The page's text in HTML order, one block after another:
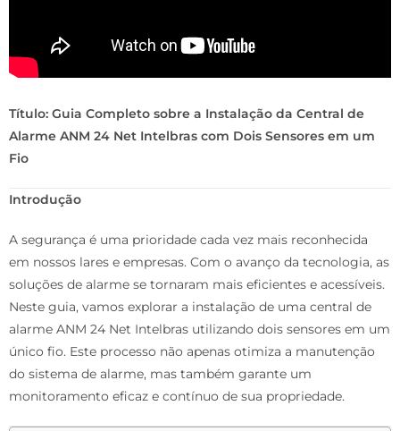
Título: Guia Completo sobre a Instalação da Central de
Alarme ANM 24 Net Intelbras com Dois Sensores em um
Fio
Introdução
A segurança é uma prioridade cada vez mais reconhecida
em nossos lares e empresas. Com o avanço da tecnologia, as
soluções de alarme se tornaram mais eficientes e acessíveis.
Neste guia, vamos explorar a instalação de uma central de
alarme ANM 24 Net Intelbras utilizando dois sensores em um
único fio. Este processo não apenas otimiza a manutenção
do sistema de alarme, mas também garante um
monitoramento eficaz e contínuo de sua propriedade.